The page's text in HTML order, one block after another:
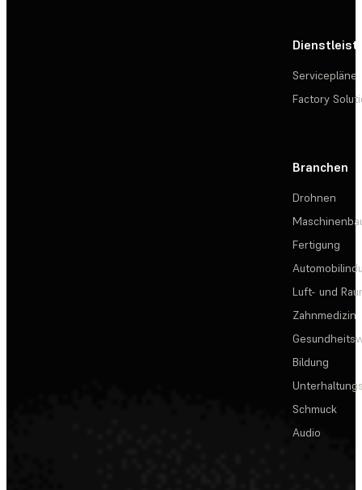
Servicepläne
Factory
Branchen
Drohnen
Fertigung
Luft- und
Zahnmedizin
Bildung
Schmuck
Audio